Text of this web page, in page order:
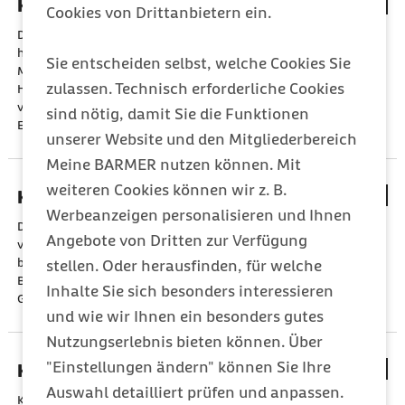
Cookies von Drittanbietern ein.
Sie entscheiden selbst, welche Cookies Sie
zulassen. Technisch erforderliche Cookies
sind nötig, damit Sie die Funktionen
unserer Website und den Mitgliederbereich
Meine BARMER nutzen können. Mit
weiteren Cookies können wir z. B.
Werbeanzeigen personalisieren und Ihnen
Angebote von Dritten zur Verfügung
stellen. Oder herausfinden, für welche
Inhalte Sie sich besonders interessieren
und wie wir Ihnen ein besonders gutes
Nutzungserlebnis bieten können. Über
"Einstellungen ändern" können Sie Ihre
Auswahl detailliert prüfen und anpassen.
Koronare Herzkrankheit
Die koronare Herzkrankheit, kurz KHK, ist eine der weltweit
häufigsten Herzerkrankungen. In Deutschland leiden rund fünf
Millionen Menschen daran. Bei der Erkrankung wird der
Herzmuskel nicht ausreichend mit sauerstoffreichem Blut
versorgt, da Herzkranzgefäße verengt oder verschlossen sind.
Eine
ist eine Atherosklerose an den Herzkranzgefäßen.
Krampfleiden
Die Epilepsie, auch Krampfleiden genannt, hat viele Gesichter:
von einem nur für den Patienten spürbaren Vorgefühl bis zu
bedrohlich erscheinenden Grand Mal Anfällen. In der
Bevölkerung ist die Erkrankung hauptsächlich wegen dieser
Grand Mal Anfälle seit Jahrhunderten mit Vorurteilen besetzt.
Krätze
Krätze (Skabies) ist eine juckende Hauterkrankung, die durch